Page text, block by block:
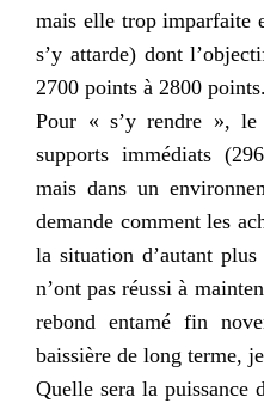
mais elle trop imparfaite
s’y attarde) dont
2700 points à 2800 points.
Pour « s’y rendre »,
supports immédiats
mais dans un
demande comment les
la situation d’autant
n’ont pas réussi à
rebond entamé fin
baissière de long terme,
Quelle sera la puissance